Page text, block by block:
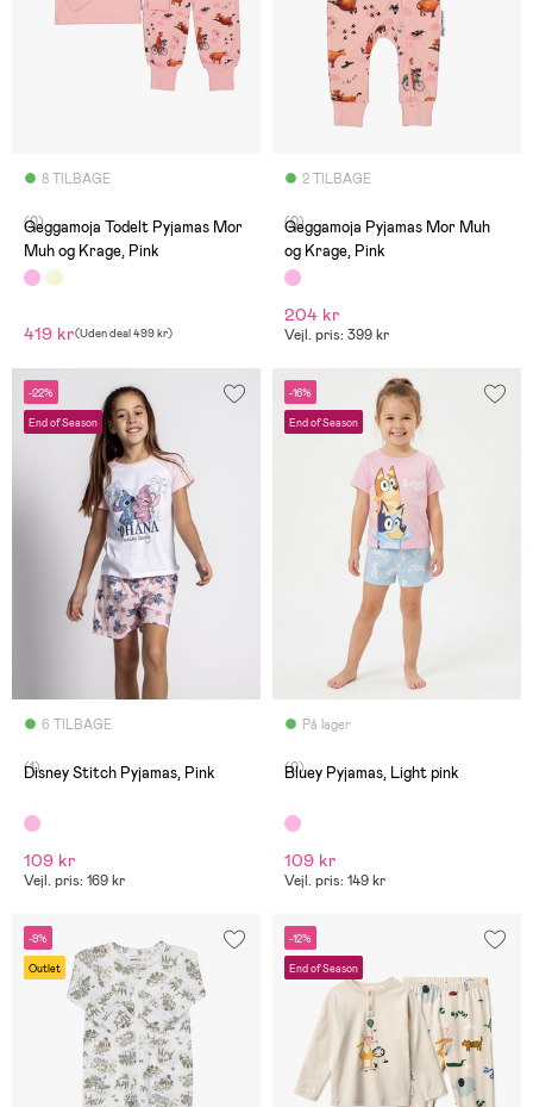
8 TILBAGE
(0)
Geggamoja Todelt Pyjamas Mor
Muh og Krage, Pink
419 kr(Uden deal499 kr)
2 TILBAGE
(0)
Geggamoja Pyjamas Mor Muh
og Krage, Pink
204 kr
Vejl. pris: 399 kr
-22%
End of Season
6 TILBAGE
(1)
Disney Stitch Pyjamas, Pink
109 kr
Vejl. pris: 169 kr
-16%
End of Season
På lager
(0)
Bluey Pyjamas, Light pink
109 kr
Vejl. pris: 149 kr
-9%
Outlet
-12%
End of Season